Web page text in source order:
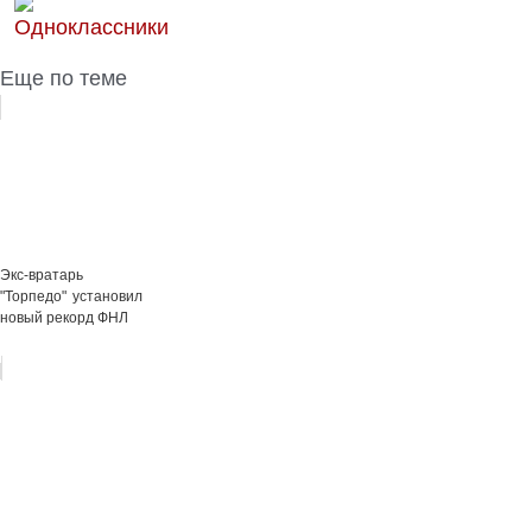
Еще по теме
Экс-вратарь
"Торпедо" установил
новый рекорд ФНЛ